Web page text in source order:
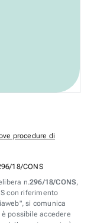
procedure di
18/CONS
n.296/18/CONS,
con riferimento
si comunica
possibile accedere